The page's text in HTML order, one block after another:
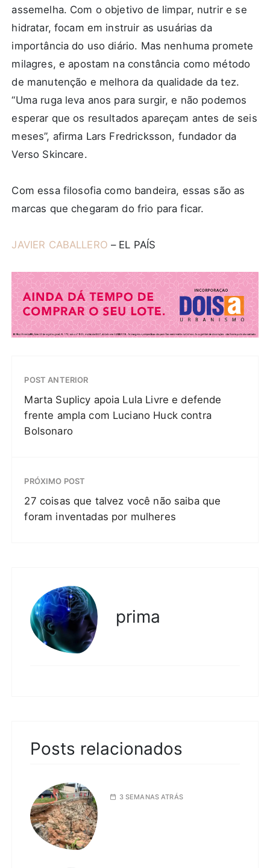
assemelha. Com o objetivo de limpar, nutrir e se
hidratar, focam em instruir as usuárias da
importância do uso diário. Mas nenhuma promete
milagres, e apostam na constância como método
de manutenção e melhora da qualidade da tez.
“Uma ruga leva anos para surgir, e não podemos
esperar que os resultados apareçam antes de seis
meses”, afirma Lars Fredricksson, fundador da
Verso Skincare.
Com essa filosofia como bandeira, essas são as
marcas que chegaram do frio para ficar.
JAVIER CABALLERO – EL PAÍS
POST ANTERIOR
Marta Suplicy apoia Lula Livre e defende
frente ampla com Luciano Huck contra
Bolsonaro
PRÓXIMO POST
27 coisas que talvez você não saiba que
foram inventadas por mulheres
prima
Posts relacionados
3 SEMANAS ATRÁS